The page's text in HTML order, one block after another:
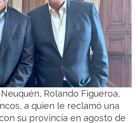
Rolando Figueroa,
a quien le reclamó una
su provincia en agosto de